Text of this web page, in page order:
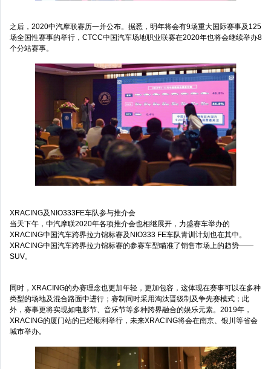
之后，2020中汽摩联赛历一并公布。据悉，明年将会有9场重大国际赛事及125
场全国性赛事的举行，CTCC中国汽车场地职业联赛在2020年也将会继续举办8
个分站赛事。
XRACING及NIO333FE车队参与推介会
当天下午，中汽摩联2020年各项推介会也相继展开，力盛赛车举办的
XRACING中国汽车跨界拉力锦标赛及NIO333 FE车队青训计划也在其中。
XRACING中国汽车跨界拉力锦标赛的参赛车型瞄准了销售市场上的趋势——
SUV。
同时，XRACING的办赛理念也更加年轻，更加包容，这体现在赛事可以在多种
类型的场地及混合路面中进行；赛制同时采用淘汰晋级制及争先赛模式；此
外，赛事更将实现如电影节、音乐节等多种跨界融合的娱乐元素。2019年，
XRACING的厦门站的已经顺利举行，未来XRACING将会在南京、银川等省会
城市举办。